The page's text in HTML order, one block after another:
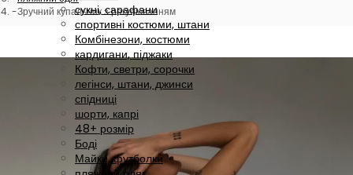
сукні, сарафани
спортивні костюми, штани
Комбінезони, костюми
кардигани, піджаки
Кофти, светри, сорочки
легінси, штани, джинси
спідниці
шорти, капрі
48+ розмір
Боді
Майки, футболки
Зручний купальник з регулюванням